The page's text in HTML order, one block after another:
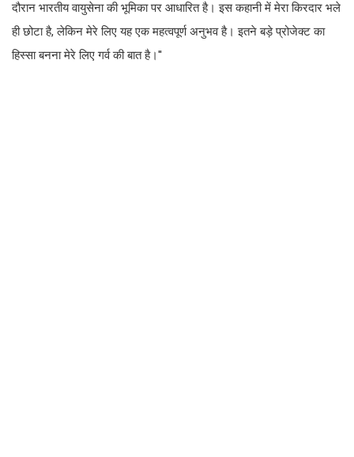
दौरान भारतीय वायुसेना की भूमिका पर आधारित है। इस कहानी में मेरा किरदार भले
ही छोटा है, लेकिन मेरे लिए यह एक महत्वपूर्ण अनुभव है। इतने बड़े प्रोजेक्ट का
हिस्सा बनना मेरे लिए गर्व की बात है।''